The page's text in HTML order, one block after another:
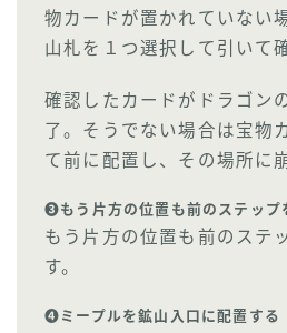
物カードが置かれていない
山札を１つ選択して引いて
確認したカードがドラゴン
了。そうでない場合は宝物
て前に配置し、その場所に
❸もう片方の位置も前のステップ
もう片方の位置も前のステ
す。
❹ミープルを鉱山入口に配置する